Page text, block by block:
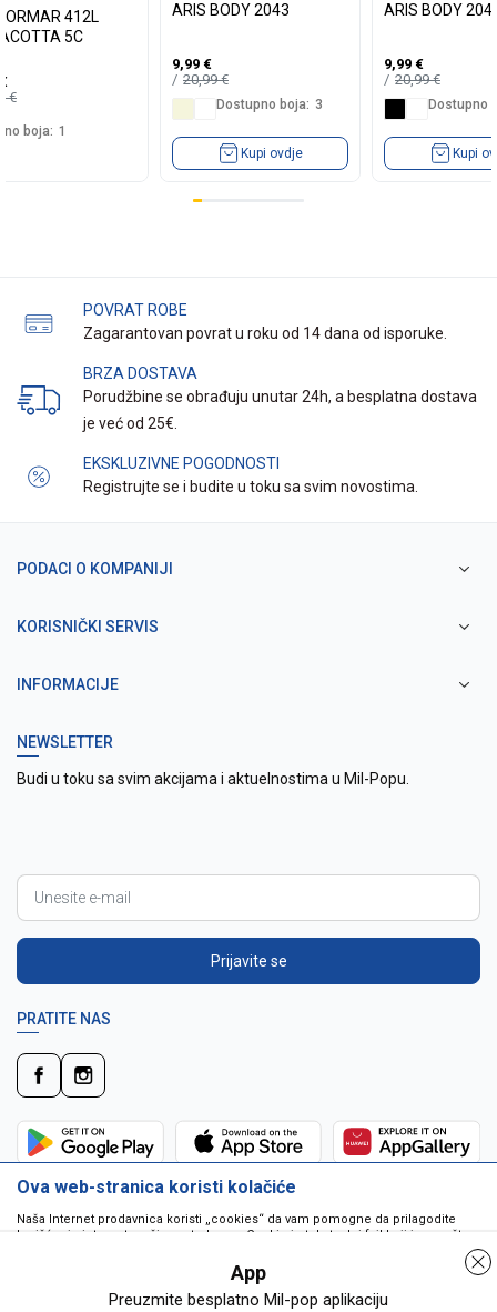
412L
5C
€
€
boja: 1
ARIS BODY 2043
9,99 €
20,99€
Dostupno boja: 3
Kupi ovdje
ARIS BODY
9,99 €
20,99€
Dostupno
Kupi
POVRAT ROBE
Zagarantovan povrat u roku od 14 dana od isporuke.
BRZA DOSTAVA
Porudžbine se obrađuju unutar 24h, a besplatna dostava
je već od 25€.
EKSKLUZIVNE POGODNOSTI
Registrujte se i budite u toku sa svim novostima.
PODACI O KOMPANIJI
KORISNIČKI SERVIS
INFORMACIJE
NEWSLETTER
Budi u toku sa svim akcijama i aktuelnostima u Mil-Popu.
Prijavite se
PRATITE NAS
Ova web-stranica koristi kolačiće
Naša Internet prodavnica koristi „cookies“ da vam pomogne da prilagodite
korišćenje interneta vašim potrebama. Cookie je tekstualni fajl koji je smešten
da pokrenu program ili da isporuče virus vašem računaru. Cookie-i su
jedinstveno dodeljeni vama, i jedino mogu biti pročitani od strane web servera
u domenu koji vam ih je poslao.
App
Preuzmite besplatno Mil-pop aplikaciju